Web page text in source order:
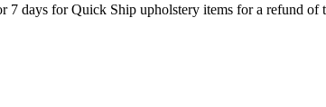
days for Quick Ship upholstery items for a refund